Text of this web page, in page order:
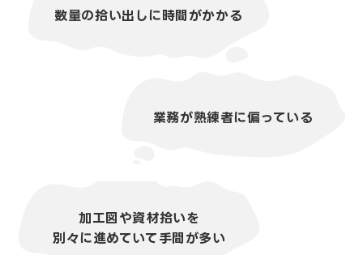
数量の拾い出しに時間がかかる
加工図や資材拾いを
別々に進めていて手間が多い
業務が熟練者に偏っている